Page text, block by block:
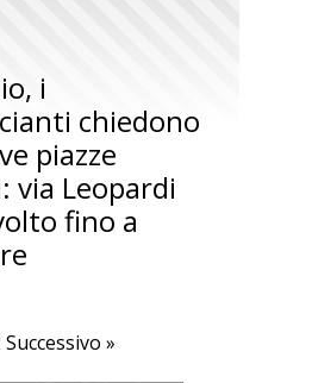
i
chiedono
piazze
via Leopardi
fino a
Successivo »